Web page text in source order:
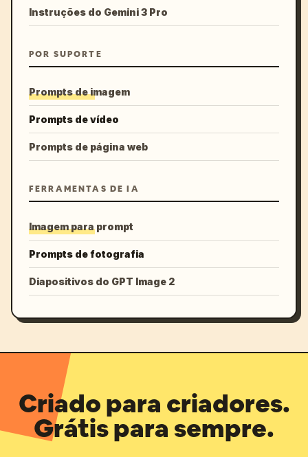
Instruções do Gemini 3 Pro
POR SUPORTE
Prompts de imagem
Prompts de vídeo
Prompts de página web
FERRAMENTAS DE IA
Imagem para prompt
Prompts de fotografia
Diapositivos do GPT Image 2
Criado para criadores.
Grátis para sempre.